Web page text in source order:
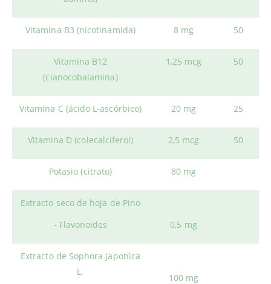
Vitamina B3 (nicotinamida) 8 mg 50
Vitamina B12
(cianocobalamina)
1,25 mcg 50
Vitamina C (ácido L-ascórbico) 20 mg 25
Vitamina D (colecalciferol) 2,5 mcg 50
Potasio (citrato) 80 mg
Extracto seco de hoja de Pino
- Flavonoides
0,5 mg
Extracto de Sophora japonica
L.
100 mg